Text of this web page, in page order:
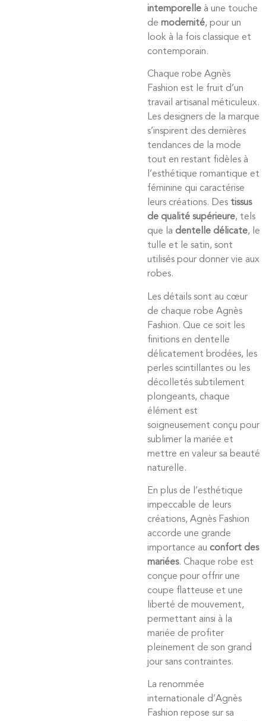
intemporelleà une touche
de modernité, pour un
look à la fois classique et
contemporain.
Chaque robe Agnès
Fashion est le fruit d’un
travail artisanal méticuleux.
Les designers de la marque
s’inspirent des dernières
tendances de la mode
tout en restant fidèles à
l’esthétique romantique et
féminine qui caractérise
leurs créations. Des tissus
de qualité supérieure, tels
que la dentelle délicate, le
tulle et le satin, sont
utilisés pour donner vie aux
robes.
Les détails sont au cœur
de chaque robe Agnès
Fashion. Que ce soit les
finitions en dentelle
délicatement brodées, les
perles scintillantes ou les
décolletés subtilement
plongeants, chaque
élément est
soigneusement conçu pour
sublimer la mariée et
mettre en valeur sa beauté
naturelle.
En plus de l’esthétique
impeccable de leurs
créations, Agnès Fashion
accorde une grande
importance au confort des
mariées. Chaque robe est
conçue pour offrir une
coupe flatteuse et une
liberté de mouvement,
permettant ainsi à la
mariée de profiter
pleinement de son grand
jour sans contraintes.
La renommée
internationale d’Agnès
Fashion repose sur sa